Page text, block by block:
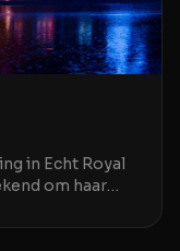
in Echt Royal
om haar